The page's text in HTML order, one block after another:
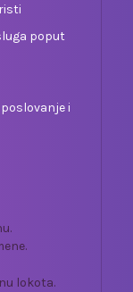
poput
i
lokota.